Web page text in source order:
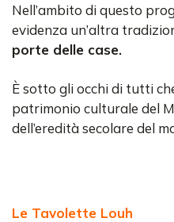
Nell’ambito di questo
evidenza un’altra
porte delle case.
È sotto gli occhi di tutti
patrimonio culturale del
dell’eredità secolare del
Le Tavolette Louh